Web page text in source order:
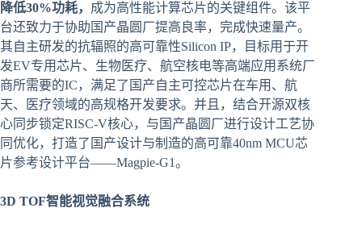
降低30%功耗， 成为高性能计算芯片的关键组件。该平
台还致力于协助国产晶圆厂提高良率，完成快速量产。
其自主研发的抗辐照的高可靠性Silicon IP，目标用于开
发EV专用芯片、生物医疗、航空核电等高端应用系统厂
商所需要的IC，满足了国产自主可控芯片在车用、航
天、医疗领域的高规格开发要求。并且，结合开源双核
心同步锁定RISC-V核心，与国产晶圆厂进行设计工艺协
同优化，打造了国产设计与制造的高可靠40nm MCU芯
片参考设计平台——Magpie-G1。
3D TOF智能视觉融合系统